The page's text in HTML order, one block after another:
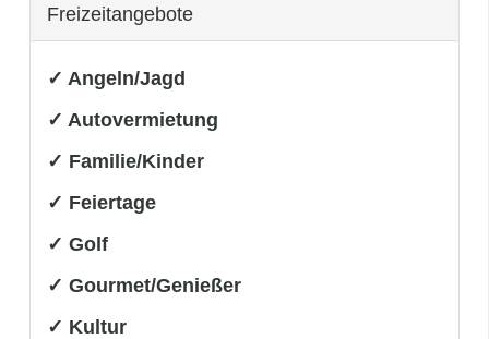
Freizeitangebote
✓ Angeln/Jagd
✓ Autovermietung
✓ Familie/Kinder
✓ Feiertage
✓ Golf
✓ Gourmet/Genießer
✓ Kultur